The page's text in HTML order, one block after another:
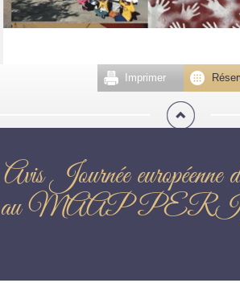
Imprimer
Avis Journée européenne
au MAAP